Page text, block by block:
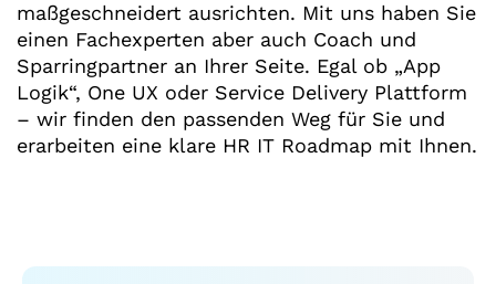
maßgeschneidert ausrichten. Mit uns haben Sie
einen Fachexperten aber auch Coach und
Sparringpartner an Ihrer Seite. Egal ob „App
Logik“, One UX oder Service Delivery Plattform
– wir finden den passenden Weg für Sie und
erarbeiten eine klare HR IT Roadmap mit Ihnen.